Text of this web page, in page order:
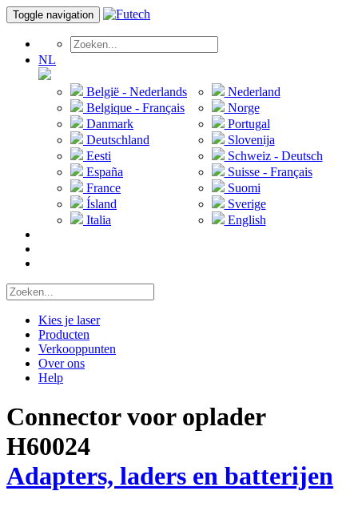
Toggle navigation
NL
België - Nederlands
Belgique - Français
Danmark
Deutschland
Eesti
España
France
Ísland
Italia
Nederland
Norge
Portugal
Slovenija
Schweiz - Deutsch
Suisse - Français
Suomi
Sverige
English
Kies je laser
Producten
Verkooppunten
Over ons
Help
Connector voor oplader
H60024
Adapters, laders en batterijen